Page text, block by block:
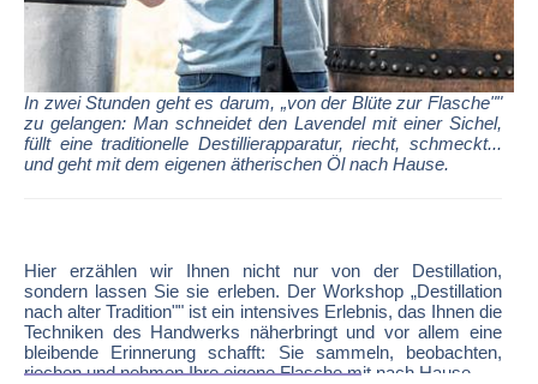
In zwei Stunden geht es darum, „von der Blüte zur Flasche""
zu gelangen: Man schneidet den Lavendel mit einer Sichel,
füllt eine traditionelle Destillierapparatur, riecht, schmeckt...
und geht mit dem eigenen ätherischen Öl nach Hause.
Hier erzählen wir Ihnen nicht nur von der Destillation,
sondern lassen Sie sie erleben. Der Workshop „Destillation
nach alter Tradition"" ist ein intensives Erlebnis, das Ihnen die
Techniken des Handwerks näherbringt und vor allem eine
bleibende Erinnerung schafft: Sie sammeln, beobachten,
riechen und nehmen Ihre eigene Flasche mit nach Hause.